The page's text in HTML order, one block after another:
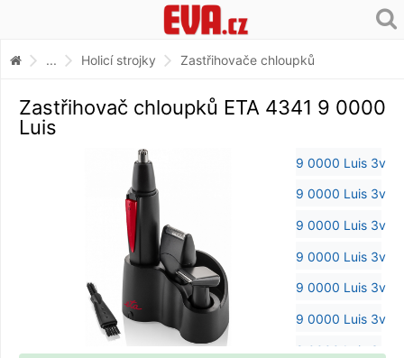
... Holicí strojky Zastřihovače chloupků
Zastřihovač chloupků ETA 4341 9 0000
Luis